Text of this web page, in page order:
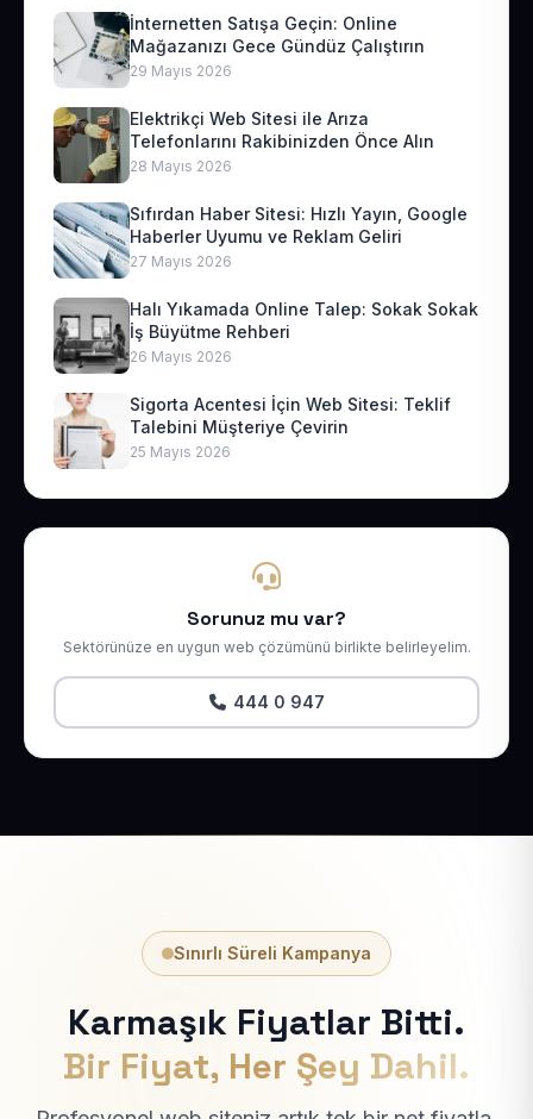
İnternetten Satışa Geçin: Online
Mağazanızı Gece Gündüz Çalıştırın
29 Mayıs 2026
Elektrikçi Web Sitesi ile Arıza
Telefonlarını Rakibinizden Önce Alın
28 Mayıs 2026
Sıfırdan Haber Sitesi: Hızlı Yayın, Google
Haberler Uyumu ve Reklam Geliri
27 Mayıs 2026
Halı Yıkamada Online Talep: Sokak Sokak
İş Büyütme Rehberi
26 Mayıs 2026
Sigorta Acentesi İçin Web Sitesi: Teklif
Talebini Müşteriye Çevirin
25 Mayıs 2026
Sorunuz mu var?
Sektörünüze en uygun web çözümünü birlikte belirleyelim.
444 0 947
Sınırlı Süreli Kampanya
Karmaşık Fiyatlar Bitti.
Bir Fiyat, Her Şey Dahil.